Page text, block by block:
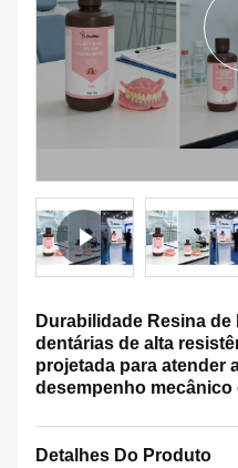
Durabilidade Resina
dentárias de alta
projetada para atender
desempenho
Detalhes Do Produto